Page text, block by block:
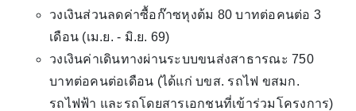
วงเงินส่วนลดค่าซื้อก๊าซหุงต้ม 80 บาทต่อคนต่อ 3
เดือน (เม.ย. - มิ.ย. 69)
วงเงินค่าเดินทางผ่านระบบขนส่งสาธารณะ 750
บาทต่อคนต่อเดือน (ได้แก่ บขส. รถไฟ ขสมก.
รถไฟฟ้า และรถโดยสารเอกชนที่เข้าร่วมโครงการ)